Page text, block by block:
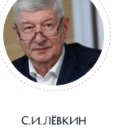
С.И.Лёвкин